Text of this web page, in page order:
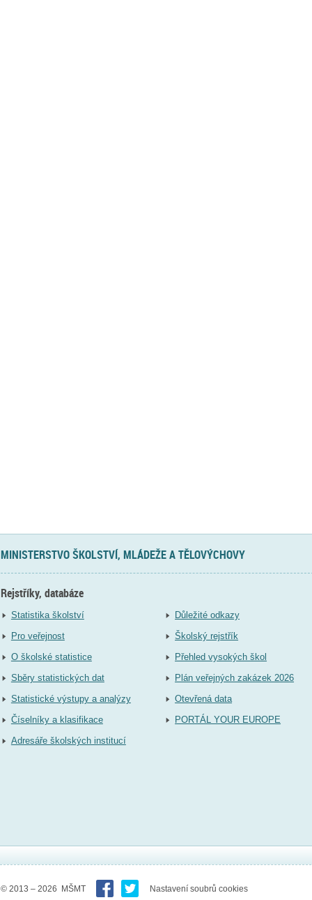
MINISTERSTVO ŠKOLSTVÍ, MLÁDEŽE A TĚLOVÝCHOVY
Rejstříky, databáze
Statistika školství
Pro veřejnost
O školské statistice
Sběry statistických dat
Statistické výstupy a analýzy
Číselníky a klasifikace
Adresáře školských institucí
Důležité odkazy
Školský rejstřík
Přehled vysokých škol
Plán veřejných zakázek 2026
Otevřená data
PORTÁL YOUR EUROPE
© 2013 – 2026 MŠMT Nastavení soubrů cookies